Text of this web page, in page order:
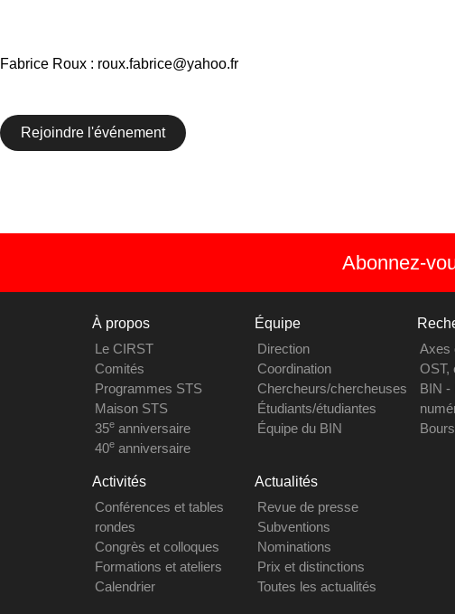
Fabrice Roux : roux.fabrice@yahoo.fr
Rejoindre l'événement
Abonnez-
À propos
Le CIRST
Comités
Programmes STS
Maison STS
35eanniversaire
40eanniversaire
Équipe
Direction
Coordination
Chercheurs/chercheuses
Étudiants/étudiantes
Équipe du BIN
Axes
OST,
BIN -
Activités
Conférences et tables
rondes
Congrès et colloques
Formations et ateliers
Calendrier
Actualités
Revue de presse
Subventions
Nominations
Prix et distinctions
Toutes les actualités